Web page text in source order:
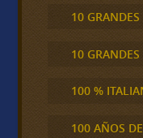
10 GRANDES
10
100 %
100 AÑOS